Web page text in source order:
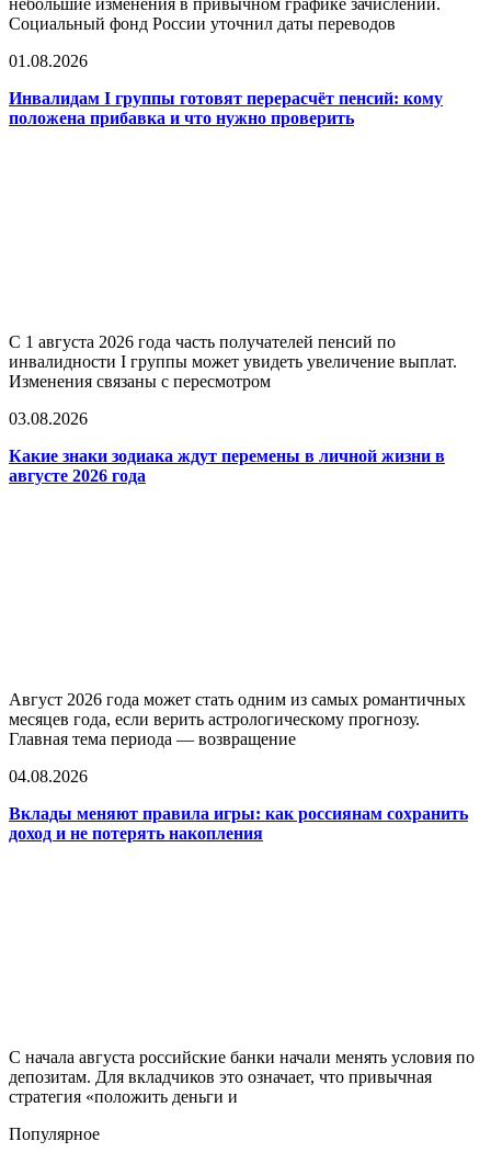
небольшие изменения в привычном графике зачислений.
Социальный фонд России уточнил даты переводов
01.08.2026
Инвалидам I группы готовят перерасчёт пенсий: кому
положена прибавка и что нужно проверить
С 1 августа 2026 года часть получателей пенсий по
инвалидности I группы может увидеть увеличение выплат.
Изменения связаны с пересмотром
03.08.2026
Какие знаки зодиака ждут перемены в личной жизни в
августе 2026 года
Август 2026 года может стать одним из самых романтичных
месяцев года, если верить астрологическому прогнозу.
Главная тема периода — возвращение
04.08.2026
Вклады меняют правила игры: как россиянам сохранить
доход и не потерять накопления
С начала августа российские банки начали менять условия по
депозитам. Для вкладчиков это означает, что привычная
стратегия «положить деньги и
Популярное